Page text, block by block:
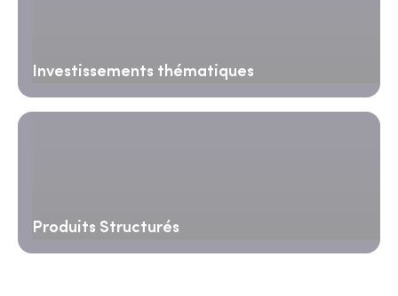
Investissements thématiques
Produits Structurés